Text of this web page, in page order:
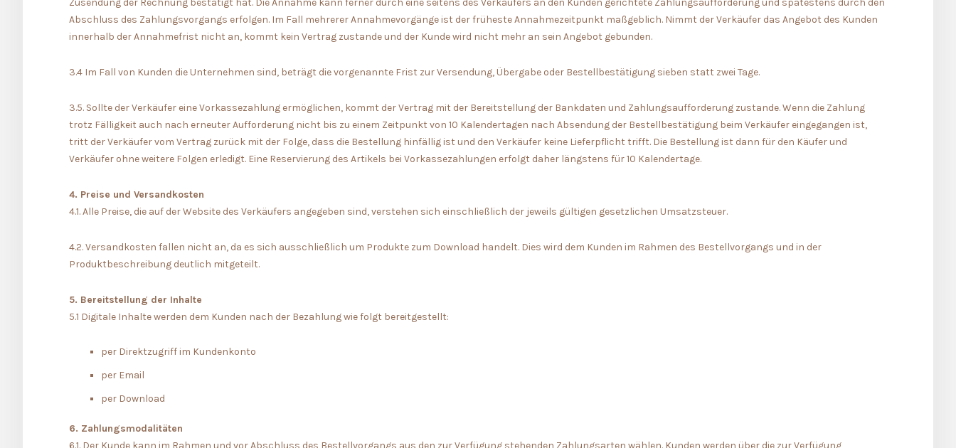
Zusendung der Rechnung bestätigt hat. Die Annahme kann ferner durch eine seitens des Verkäufers an den Kunden gerichtete Zahlungsaufforderung und spätestens durch den
Abschluss des Zahlungsvorgangs erfolgen. Im Fall mehrerer Annahmevorgänge ist der früheste Annahmezeitpunkt maßgeblich. Nimmt der Verkäufer das Angebot des Kunden
innerhalb der Annahmefrist nicht an, kommt kein Vertrag zustande und der Kunde wird nicht mehr an sein Angebot gebunden.
3.4 Im Fall von Kunden die Unternehmen sind, beträgt die vorgenannte Frist zur Versendung, Übergabe oder Bestellbestätigung sieben statt zwei Tage.
3.5. Sollte der Verkäufer eine Vorkassezahlung ermöglichen, kommt der Vertrag mit der Bereitstellung der Bankdaten und Zahlungsaufforderung zustande. Wenn die Zahlung
trotz Fälligkeit auch nach erneuter Aufforderung nicht bis zu einem Zeitpunkt von 10 Kalendertagen nach Absendung der Bestellbestätigung beim Verkäufer eingegangen ist,
tritt der Verkäufer vom Vertrag zurück mit der Folge, dass die Bestellung hinfällig ist und den Verkäufer keine Lieferpflicht trifft. Die Bestellung ist dann für den Käufer und
Verkäufer ohne weitere Folgen erledigt. Eine Reservierung des Artikels bei Vorkassezahlungen erfolgt daher längstens für 10 Kalendertage.
4. Preise und Versandkosten
4.1. Alle Preise, die auf der Website des Verkäufers angegeben sind, verstehen sich einschließlich der jeweils gültigen gesetzlichen Umsatzsteuer.
4.2. Versandkosten fallen nicht an, da es sich ausschließlich um Produkte zum Download handelt. Dies wird dem Kunden im Rahmen des Bestellvorgangs und in der
Produktbeschreibung deutlich mitgeteilt.
5. Bereitstellung der Inhalte
5.1 Digitale Inhalte werden dem Kunden nach der Bezahlung wie folgt bereitgestellt:
per Direktzugriff im Kundenkonto
per Email
per Download
6. Zahlungsmodalitäten